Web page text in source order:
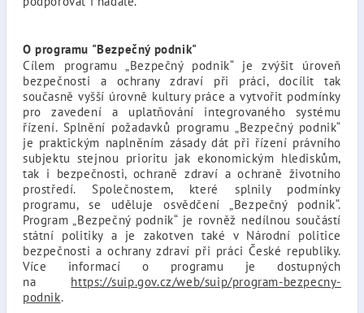
O programu "Bezpečný podnik"
Cílem programu „Bezpečný podnik“ je zvýšit úroveň
bezpečnosti a ochrany zdraví při práci, docílit tak
současně vyšší úrovně kultury práce a vytvořit podmínky
pro zavedení a uplatňování integrovaného systému
řízení. Splnění požadavků programu „Bezpečný podnik“
je praktickým naplněním zásady dát při řízení právního
subjektu stejnou prioritu jak ekonomickým hlediskům,
tak i bezpečnosti, ochraně zdraví a ochraně životního
prostředí. Společnostem, které splnily podmínky
programu, se uděluje osvědčení „Bezpečný podnik“.
Program „Bezpečný podnik“ je rovněž nedílnou součástí
státní politiky a je zakotven také v Národní politice
bezpečnosti a ochrany zdraví při práci České republiky.
Více informací o programu je dostupných
na https://suip.gov.cz/web/suip/program-bezpecny-
podnik.